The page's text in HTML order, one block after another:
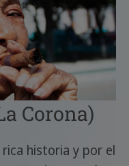
Corona)
historia y por el